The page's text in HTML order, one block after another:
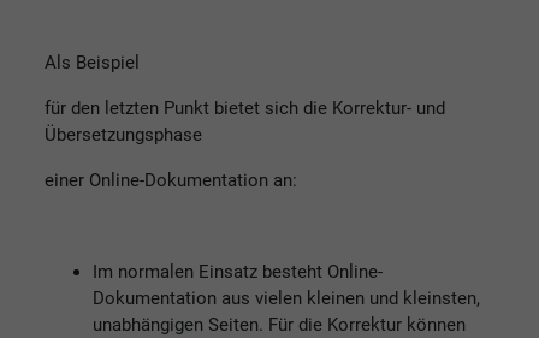
Als Beispiel
für den letzten Punkt bietet sich die Korrektur- und
Übersetzungsphase
einer Online-Dokumentation an:
Im normalen Einsatz besteht Online-
Dokumentation aus vielen kleinen und kleinsten,
unabhängigen Seiten. Für die Korrektur können